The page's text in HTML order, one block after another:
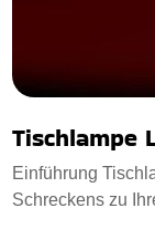
Tischlampe
Einführung
Schreckens zu